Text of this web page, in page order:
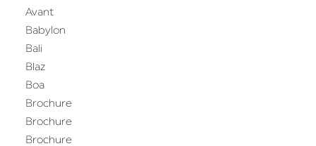
Avant
Babylon
Bali
Blaz
Boa
Brochure
Brochure
Brochure